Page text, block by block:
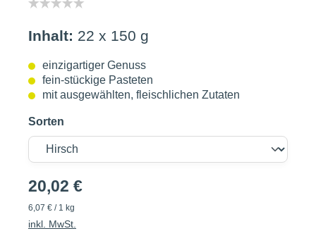
Inhalt: 22 x 150 g
einzigartiger Genuss
fein-stückige Pasteten
mit ausgewählten, fleischlichen Zutaten
Sorten
20,02 €
6,07 € / 1 kg
inkl. MwSt.